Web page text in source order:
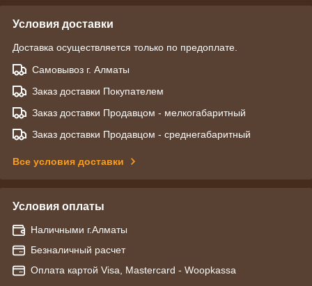
Условия доставки
Доставка осуществляется только по предоплате.
Самовывоз г. Алматы
Заказ доставки Покупателем
Заказ доставки Продавцом - мелкогабаритный
Заказ доставки Продавцом - среднегабаритный
Все условия доставки
Условия оплаты
Наличными г.Алматы
Безналичный расчет
Оплата картой Visa, Mastercard - Woopkassa